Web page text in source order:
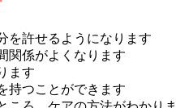
を許せるようになります
関係がよくなります
ます
持つことができます